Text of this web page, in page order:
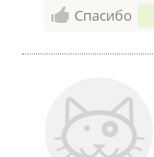
Спасибо